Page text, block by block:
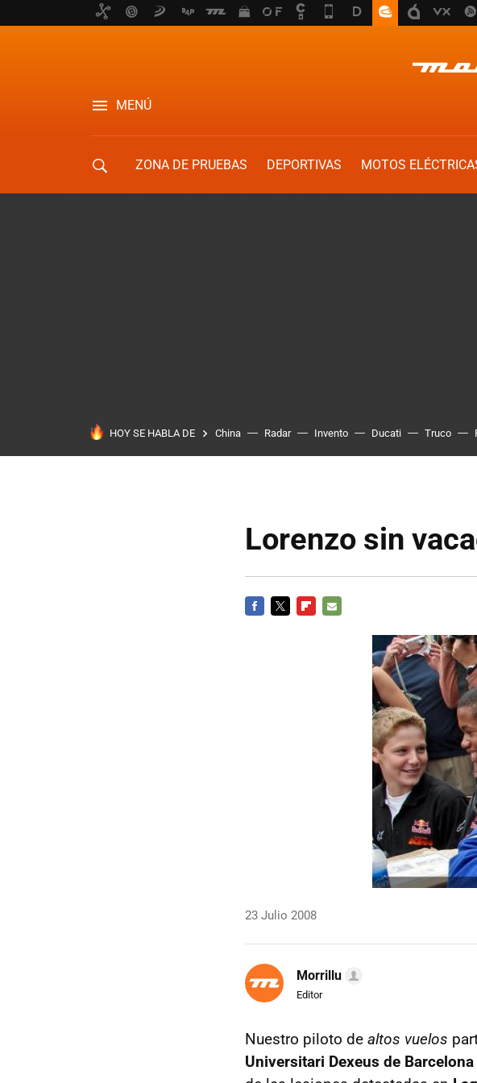
MENÚ
ZONA DE PRUEBAS DEPORTIVAS MOTOS
HOY SE HABLA DE China Radar Invento Ducati Truco
Lorenzo sin
23 Julio 2008
Morrillu
Editor
Nuestro piloto de altos vuelos
Universitari Dexeus de Barcelona